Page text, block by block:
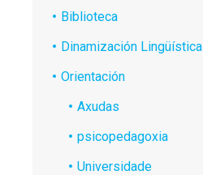
Biblioteca
Dinamización Lingüística
Orientación
Axudas
psicopedagoxia
Universidade